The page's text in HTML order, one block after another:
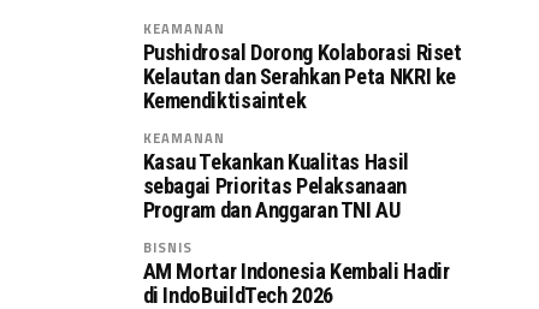
KEAMANAN
Pushidrosal Dorong Kolaborasi Riset
Kelautan dan Serahkan Peta NKRI ke
Kemendiktisaintek
KEAMANAN
Kasau Tekankan Kualitas Hasil
sebagai Prioritas Pelaksanaan
Program dan Anggaran TNI AU
BISNIS
AM Mortar Indonesia Kembali Hadir
di IndoBuildTech 2026